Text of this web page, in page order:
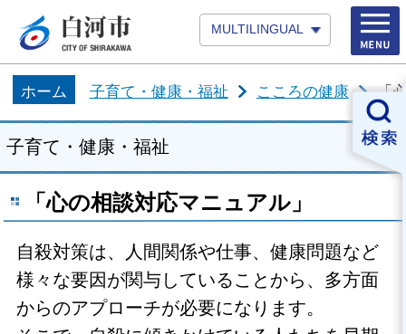
MULTILINGUAL
ホーム 子育て・健康・福祉 こころの健康 「
子育て・健康・福祉
「心の相談対応マニュアル」
自殺対策は、人間関係や仕事、健康問題など
様々な要因が関与していることから、多方面
からのアプローチが必要になります。